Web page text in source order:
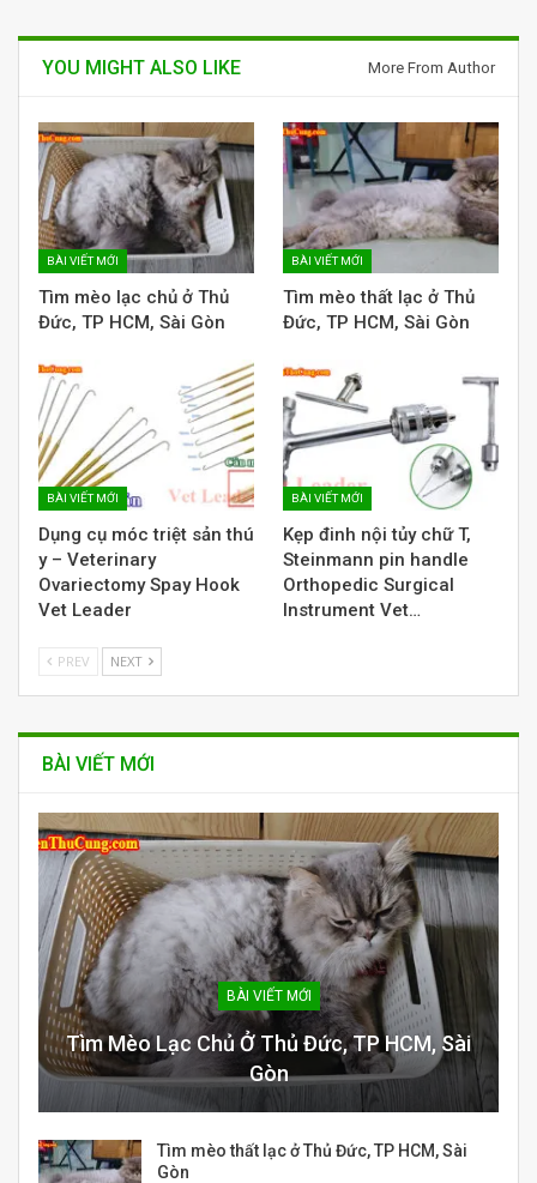
YOU MIGHT ALSO LIKE More From Author
BÀI VIẾT MỚI
Tìm mèo lạc chủ ở Thủ
Đức, TP HCM, Sài Gòn
BÀI VIẾT MỚI
Tìm mèo thất lạc ở Thủ
Đức, TP HCM, Sài Gòn
BÀI VIẾT MỚI
Dụng cụ móc triệt sản thú
y – Veterinary
Ovariectomy Spay Hook
Vet Leader
BÀI VIẾT MỚI
Kẹp đinh nội tủy chữ T,
Steinmann pin handle
Orthopedic Surgical
Instrument Vet…
PREV NEXT
BÀI VIẾT MỚI
BÀI VIẾT MỚI
Tìm Mèo Lạc Chủ Ở Thủ Đức, TP HCM, Sài
Gòn
Tìm mèo thất lạc ở Thủ Đức, TP HCM, Sài
Gòn